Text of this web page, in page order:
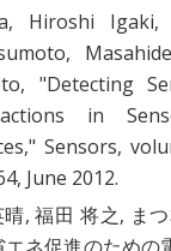
Hiroshi Igaki,
, "Detecting
in
," Sensors,
June 2012.
,福田 将之, ま